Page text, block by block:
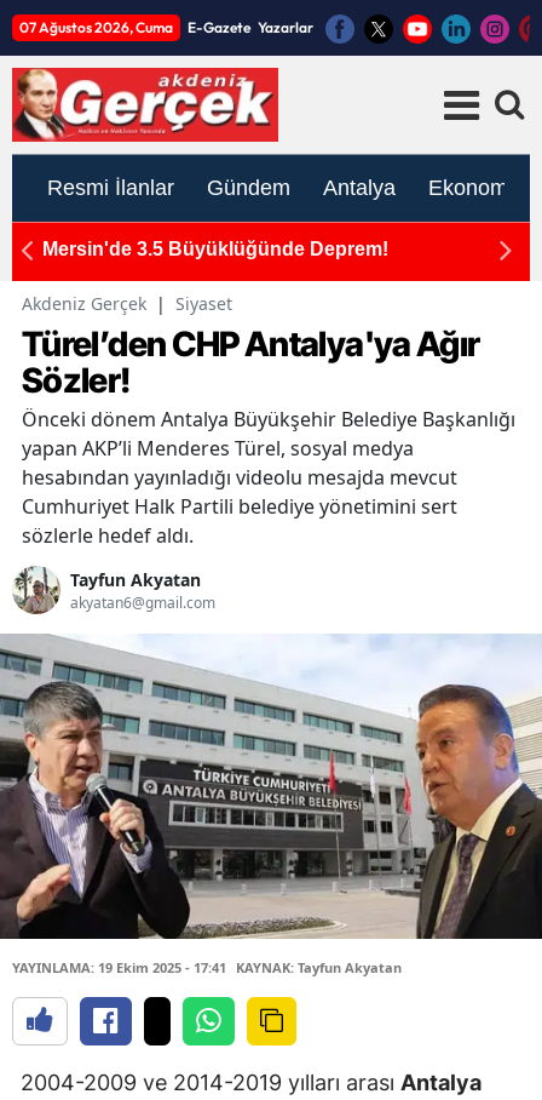
07 Ağustos 2026, Cuma E-Gazete Yazarlar
Resmi İlanlar Gündem Antalya Ekonomi
Kumluca'daki Yangın Bölgesinde Üst Düzey
Akdeniz Gerçek | Siyaset
Türel’den CHP Antalya'ya Ağır
Sözler!
Önceki dönem Antalya Büyükşehir Belediye Başkanlığı
yapan AKP’li Menderes Türel, sosyal medya
hesabından yayınladığı videolu mesajda mevcut
Cumhuriyet Halk Partili belediye yönetimini sert
sözlerle hedef aldı.
Tayfun Akyatan
akyatan6@gmail.com
YAYINLAMA: 19 Ekim 2025 - 17:41 KAYNAK: Tayfun Akyatan
2004-2009 ve 2014-2019 yılları arası Antalya